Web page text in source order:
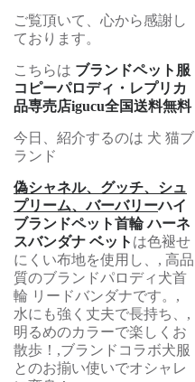
ご覧頂いて、心から感謝し
ております。
こちらは ブランドペット服
コピーパロディ・レプリカ
品専売店igucu全国送料無料
今日、紹介するのは 犬 猫ブ
ランド
偽シャネル、グッチ、シュ
プリーム、バーバリーハイ
ブランドペット首輪 ハーネ
スバンダナ ベット は色褪せ
にくい布地を使用し、, 高品
質のブランドパロディ犬首
輪 リードバンダナです。,
水にも強く丈夫で長持ち、,
明るめのカラーで楽しくお
散歩！,ブランドコラボ犬服
とのお揃い使いでオシャレ